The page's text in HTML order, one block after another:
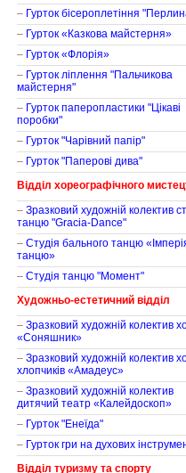
– Гурток бісероплетіння
– Гурток «Казкова майстерня»
– Гурток «Флорія»
– Гурток ліплення "Пальчикова
майстерня"
– Гурток паперопластики "Цікаві
поробки"
– Гурток "Чарівний папір"
– Гурток "Паперові дива"
Відділ хореографічного
– Зразковий художній колектив
танцю "Gracia-Dance"
– Студія бального танцю
танцю»
– Студія танцю "Момент"
Художньо-естетичний відділ
– Зразковий художній колектив
«Соняшник»
– Зразковий художній колектив
хлопчиків «Амадеус»
– Зразковий художній колектив
дитячий театр «Калейдоскоп»
– Гурток "Енеїда"
– Гурток гри на духових
Відділ туризму та спорту